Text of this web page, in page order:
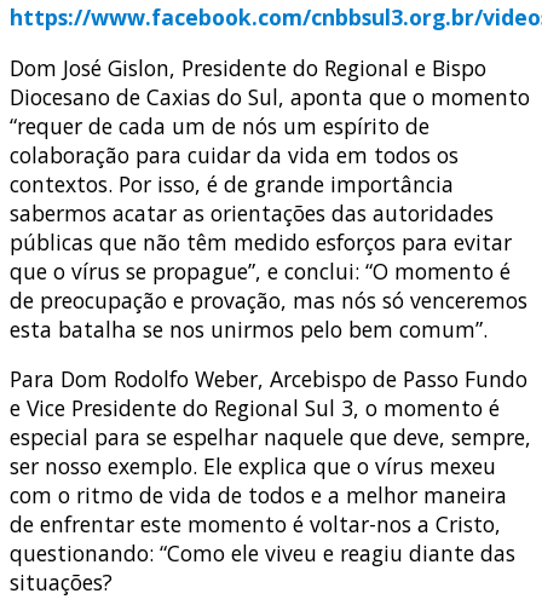
https://www.facebook.com/cnbbsul3.org.br/
Dom José Gislon, Presidente do Regional e Bispo
Diocesano de Caxias do Sul, aponta que o momento
“requer de cada um de nós um espírito de
colaboração para cuidar da vida em todos os
contextos. Por isso, é de grande importância
sabermos acatar as orientações das autoridades
públicas que não têm medido esforços para evitar
que o vírus se propague”, e conclui: “O momento é
de preocupação e provação, mas nós só venceremos
esta batalha se nos unirmos pelo bem comum”.
Para Dom Rodolfo Weber, Arcebispo de Passo Fundo
e Vice Presidente do Regional Sul 3, o momento é
especial para se espelhar naquele que deve, sempre,
ser nosso exemplo. Ele explica que o vírus mexeu
com o ritmo de vida de todos e a melhor maneira
de enfrentar este momento é voltar-nos a Cristo,
questionando: “Como ele viveu e reagiu diante das
situações?